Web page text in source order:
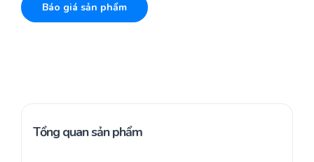
Báo giá sản phẩm
Tổng quan sản phẩm